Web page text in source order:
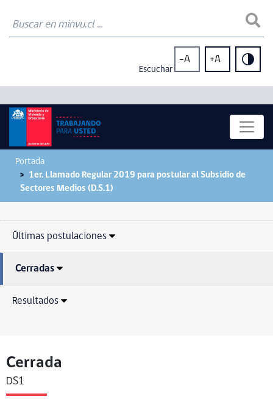
Escuchar
-A +A
Portada
1er. Llamado Regular 2019 para postular al Subsidio de
Sectores Medios (D.S.1)
Últimas postulaciones
Cerradas
Resultados
Cerrada
DS1